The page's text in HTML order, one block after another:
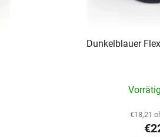
Dunkelblauer
Vorrätig
€18,21